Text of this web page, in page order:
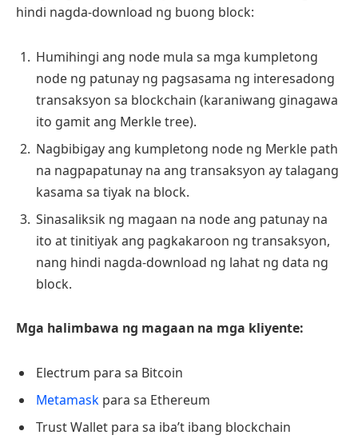
hindi nagda-download ng buong block:
Humihingi ang node mula sa mga kumpletong
node ng patunay ng pagsasama ng interesadong
transaksyon sa blockchain (karaniwang ginagawa
ito gamit ang Merkle tree).
Nagbibigay ang kumpletong node ng Merkle path
na nagpapatunay na ang transaksyon ay talagang
kasama sa tiyak na block.
Sinasaliksik ng magaan na node ang patunay na
ito at tinitiyak ang pagkakaroon ng transaksyon,
nang hindi nagda-download ng lahat ng data ng
block.
Mga halimbawa ng magaan na mga kliyente:
Electrum para sa Bitcoin
Metamask para sa Ethereum
Trust Wallet para sa iba’t ibang blockchain